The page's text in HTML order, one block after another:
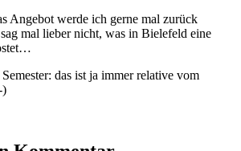
Angebot werde ich gerne mal zurück
mal lieber nicht, was in Bielefeld eine
das ist ja immer relative vom
)